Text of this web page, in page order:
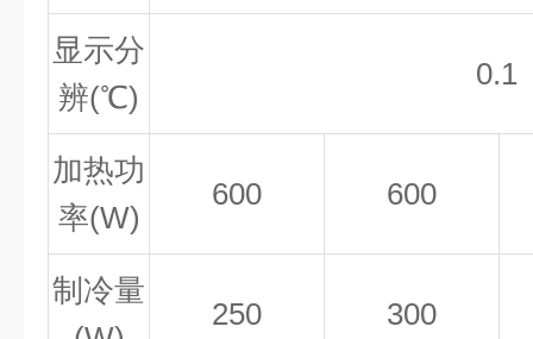
显示分
辨(℃)
0.1
加热功
率(W)
600 600
制冷量
250 300